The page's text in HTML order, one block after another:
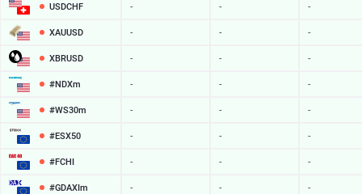
USDCHF - - -
XAUUSD - - -
XBRUSD - - -
#NDXm - - -
#WS30m - - -
#ESX50 - - -
#FCHI - - -
#GDAXIm - - -